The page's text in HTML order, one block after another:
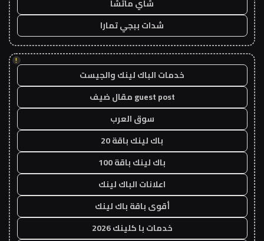
شاي ماتشا
شدات ببجي تمارا
!
خدمات الباك لينك والجيست
guest post مقال ضيف
سوق العرب
باك لينك باقة 20
باك لينك باقة 100
اعلانات الباك لينك
أقوى باقة باك لينك
خدمات با كلينك 2026